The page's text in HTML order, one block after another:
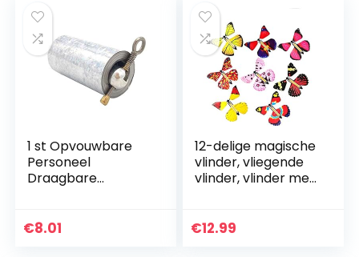
1 st Opvouwbare
Personeel
Draagbare
Pocket Personeel
€8.01
12-delige magische
vlinder, vliegende
vlinder, vlinder met
geschikt als
€12.99